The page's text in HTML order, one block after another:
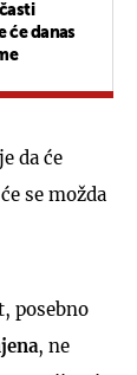
će danas
da će
se možda
posebno
, ne